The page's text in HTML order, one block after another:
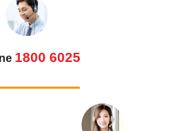
1800 6025